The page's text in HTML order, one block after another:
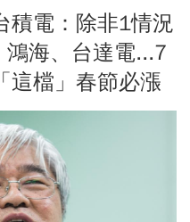
積電：除非1情況
鴻海、台達電...7
這檔」春節必漲